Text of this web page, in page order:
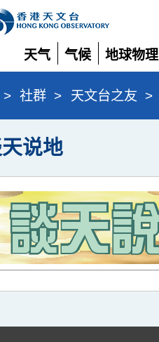
天气
展
开
气候
展
开
地球物理
展
开
> 社群 > 天文台之友 >
说地